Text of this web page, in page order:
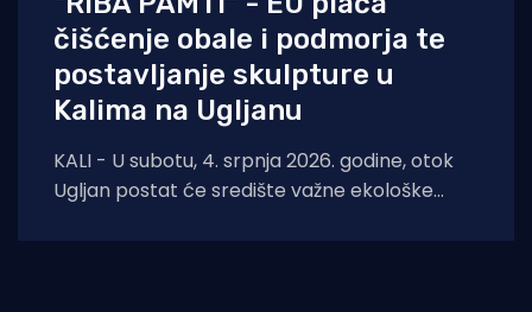
čišćenje obale i podmorja te
postavljanje skulpture u
Kalima na Ugljanu
KALI - U subotu, 4. srpnja 2026. godine, otok
Ugljan postat će središte važne ekološke